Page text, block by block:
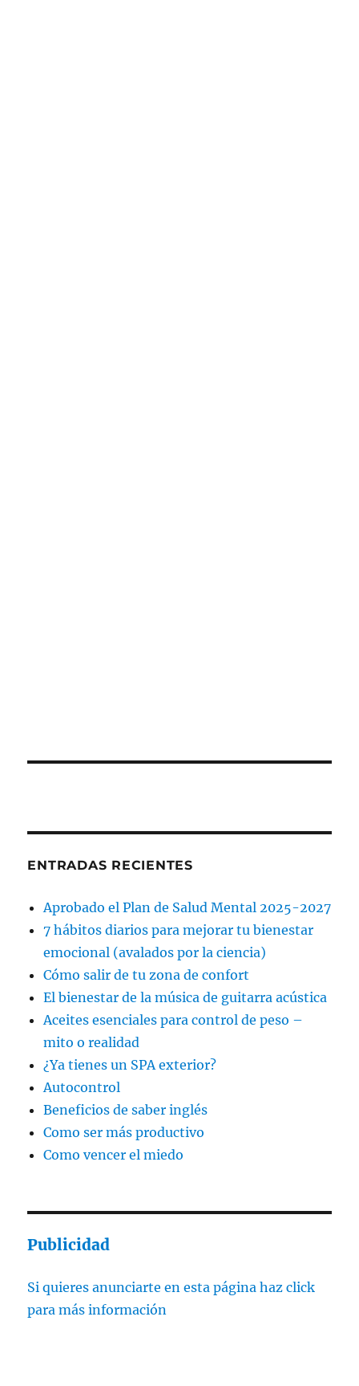
ENTRADAS RECIENTES
Aprobado el Plan de Salud Mental 2025-2027
7 hábitos diarios para mejorar tu bienestar
emocional (avalados por la ciencia)
Cómo salir de tu zona de confort
El bienestar de la música de guitarra acústica
Aceites esenciales para control de peso –
mito o realidad
¿Ya tienes un SPA exterior?
Autocontrol
Beneficios de saber inglés
Como ser más productivo
Como vencer el miedo
Publicidad
Si quieres anunciarte en esta página haz click
para más información